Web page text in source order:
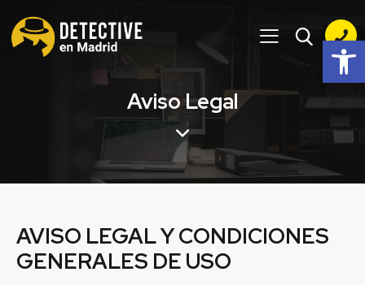
Abrir barra de herramientas
Aviso Legal
AVISO LEGAL Y CONDICIONES
GENERALES DE USO